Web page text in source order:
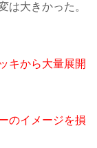
は大きかった。
キから大量展開
のイメージを損